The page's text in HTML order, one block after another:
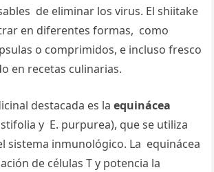
de eliminar los virus. El shiitake
en diferentes formas, como
o comprimidos, e incluso fresco
en recetas culinarias.
destacada es laequinácea
y E. purpurea), que se utiliza
sistema inmunológico. La equinácea
de células T y potencia la